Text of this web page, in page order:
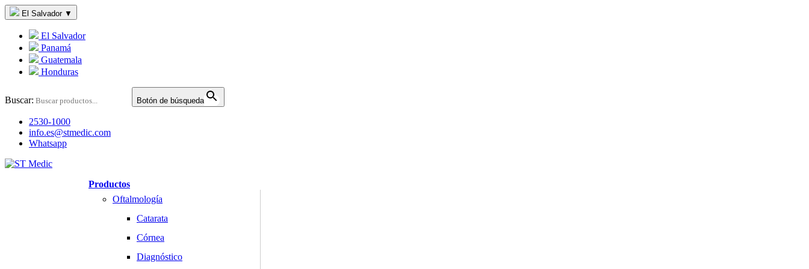
El Salvador ▼
El Salvador
Panamá
Guatemala
Honduras
Buscar: Botón de búsqueda
2530-1000
info.es@stmedic.com
Whatsapp
Productos
Oftalmología
Catarata
Córnea
Diagnóstico